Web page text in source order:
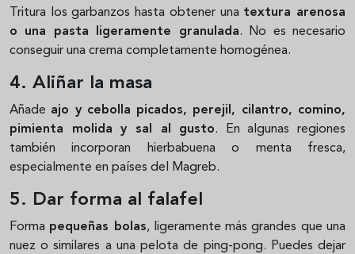
Tritura los garbanzos hasta obtener una textura arenosa
o una pasta ligeramente granulada. No es necesario
conseguir una crema completamente homogénea.
4. Aliñar la masa
Añade ajo y cebolla picados, perejil, cilantro, comino,
pimienta molida y sal al gusto. En algunas regiones
también incorporan hierbabuena o menta fresca,
especialmente en países del Magreb.
5. Dar forma al falafel
Forma pequeñas bolas, ligeramente más grandes que una
nuez o similares a una pelota de ping-pong. Puedes dejar